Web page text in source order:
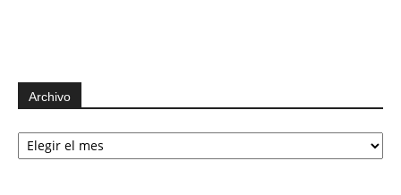
Archivo
Archivo